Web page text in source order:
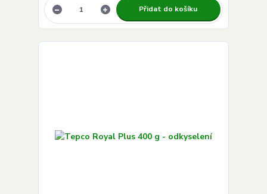
Přidat do košíku